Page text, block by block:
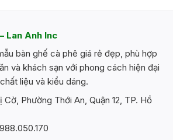
Các
tùy
chọn
có
được
Lan Anh Inc
bàn ghế cà phê giá rẻ đẹp, phù hợp
và khách sạn với phong cách hiện đại
liệu và kiểu dáng.
Cờ, Phường Thới An, Quận 12, TP. Hồ